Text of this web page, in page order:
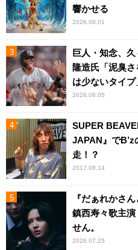
響かせる
2026.08.01
巨人・知念、
隆造氏「泥臭
は少ないタイプ
2026.08.05
SUPER
JAPAN』でB’z
走！？
2017.08.14
『だぁれかさ
鎮西寿々歌主演
せん。
2026.07.25